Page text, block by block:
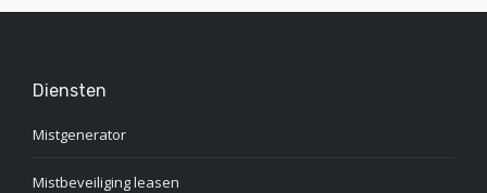
Diensten
Mistgenerator
Mistbeveiliging leasen